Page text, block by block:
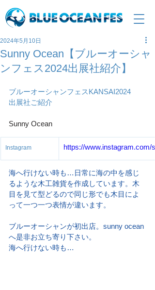
Sunny Ocean【ブルーオーシャ
ンフェス2024出展社紹介】
2024年5月10日
ブルーオーシャンフェスKANSAI2024
出展社ご紹介
Sunny Ocean
Instagram https://www.instagram.com/
海へ行けない時も…日常に海の中を感じ
るような木工雑貨を作成しています。木
目を見て型どるので同じ形でも木目によ
って一つ一つ表情が違います。
ブルーオーシャンが初出店。sunny ocean
へ是非お立ち寄り下さい。
海へ行けない時も…